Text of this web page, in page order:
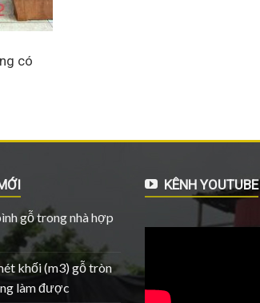
có
gỗ trong nhà hợp
khối (m3) gỗ tròn
làm được
KÊNH YOUTUBE